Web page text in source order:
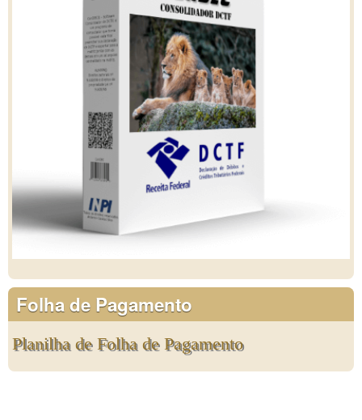
Folha de Pagamento
Planilha de Folha de Pagamento